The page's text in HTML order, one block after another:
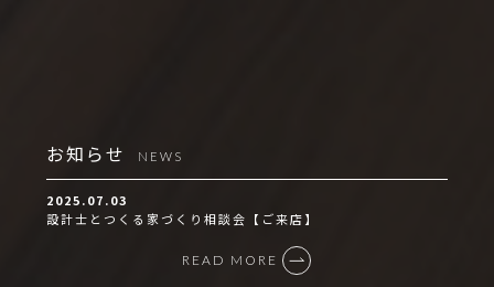
お知らせ NEWS
2025.07.03
設計士とつくる家づくり相談会【ご来店】
READ MORE